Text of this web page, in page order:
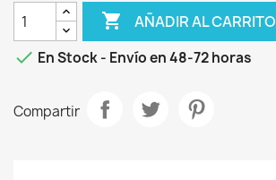
 AÑADIR AL CARRITO
 En Stock - Envío en 48-72 horas
Compartir